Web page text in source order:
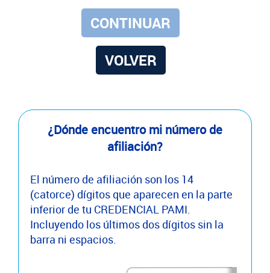
VOLVER
¿Dónde encuentro mi número de
afiliación?
El número de afiliación son los 14
(catorce) dígitos que aparecen en la parte
inferior de tu CREDENCIAL PAMI.
Incluyendo los últimos dos dígitos sin la
barra ni espacios.